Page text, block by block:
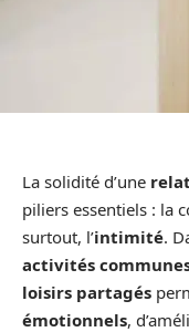
La solidité d’une
piliers essentiels : la
surtout, l’intimité.
activités
loisirs partagés
émotionnels,